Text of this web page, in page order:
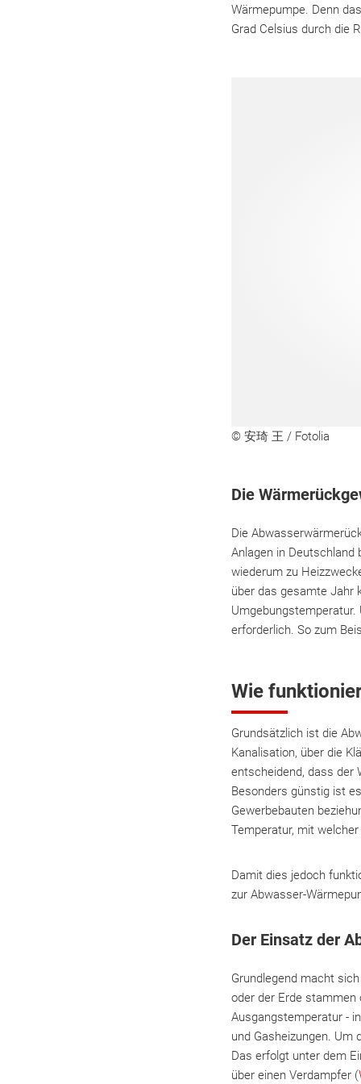
Wärmepumpe. Denn
Grad Celsius durch die
© 安琦 王 / Fotolia
Die
Die
Anlagen in Deutschland
wiederum zu
über das gesamte Jahr
erforderlich. So zum
Wie
Grundsätzlich ist die
Kanalisation, über die
entscheidend, dass der
Besonders günstig ist
Gewerbebauten
Temperatur, mit
Damit dies jedoch
zur Abwasser-
Der Einsatz der
Grundlegend macht
oder der Erde stammen
Ausgangstemperatur -
und Gasheizungen. Um
Das erfolgt unter dem
über einen Verdampfer (